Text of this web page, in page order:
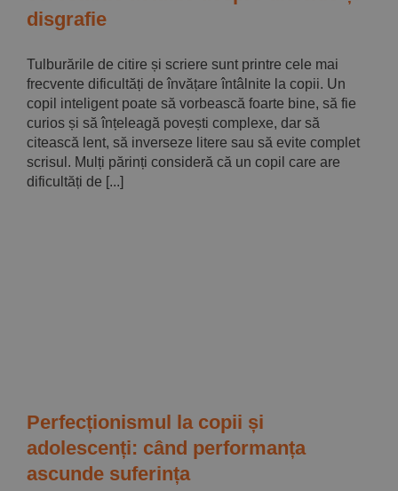
disgrafie
Tulburările de citire și scriere sunt printre cele mai
frecvente dificultăți de învățare întâlnite la copii. Un
copil inteligent poate să vorbească foarte bine, să fie
curios și să înțeleagă povești complexe, dar să
citească lent, să inverseze litere sau să evite complet
scrisul. Mulți părinți consideră că un copil care are
dificultăți de [...]
Perfecționismul la copii și
adolescenți: când performanța
ascunde suferința